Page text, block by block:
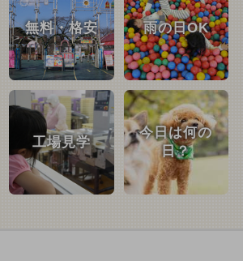
無料・格安 雨の日OK
工場見学
今日は何の
日？